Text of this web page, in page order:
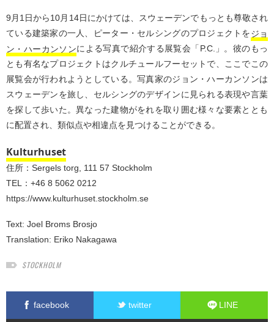
9月1日から10月14日にかけては、スウェーデンでもっとも尊敬され
ている建築家の一人、ピーター・セルシングのプロジェクトをジョ
ン・ハーカンソンによる写真で紹介する展覧会「P.C.」。彼のもっ
とも有名なプロジェクトはクルチュールフーセットで、ここでこの
展覧会が行われようとしている。写真家のジョン・ハーカンソンは
スウェーデンを旅し、セルシングのデザインに見られる表現や言葉
を探して歩いた。異なった建物がをれを取り囲む様々な要素ととも
に配置され、類似点や相違点を見つけることができる。
Kulturhuset
住所：Sergels torg, 111 57 Stockholm
TEL：+46 8 5062 0212
https://www.kulturhuset.stockholm.se
Text: Joel Broms Brosjo
Translation: Eriko Nakagawa
STOCKHOLM
facebook twitter LINE